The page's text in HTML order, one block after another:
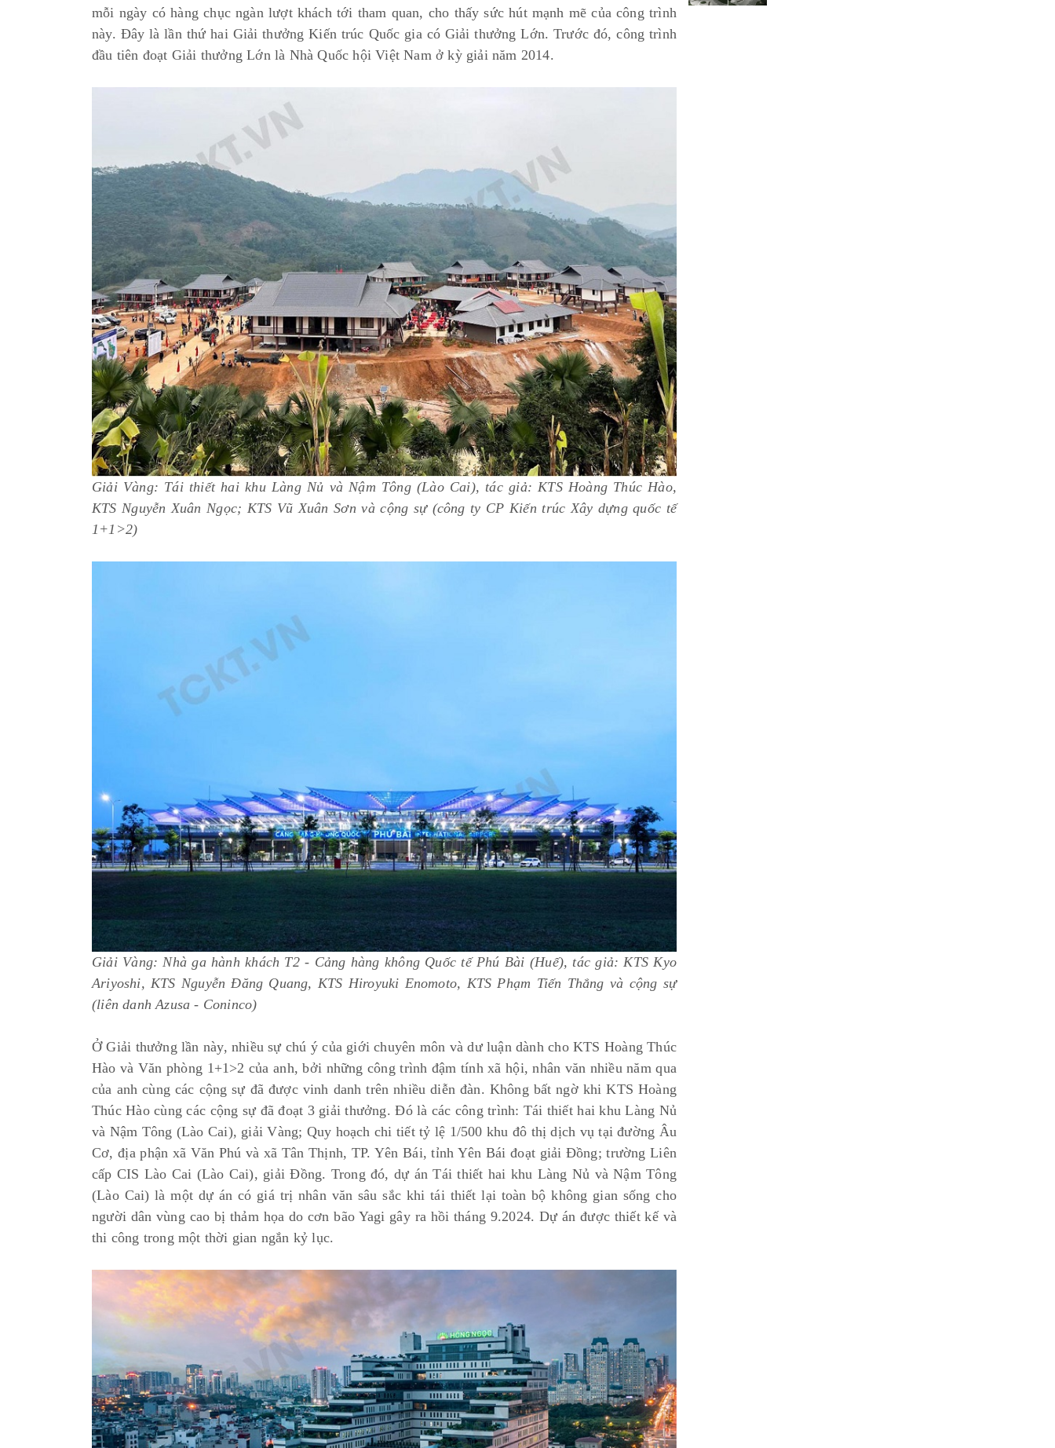
mỗi ngày có hàng chục ngàn lượt khách tới tham quan, cho thấy sức hút mạnh mẽ của công trình
này. Đây là lần thứ hai Giải thưởng Kiến trúc Quốc gia có Giải thưởng Lớn. Trước đó, công trình
đầu tiên đoạt Giải thưởng Lớn là Nhà Quốc hội Việt Nam ở kỳ giải năm 2014.
Giải Vàng: Tái thiết hai khu Làng Nủ và Nậm Tông (Lào Cai), tác giả: KTS Hoàng Thúc Hào,
KTS Nguyễn Xuân Ngọc; KTS Vũ Xuân Sơn và cộng sự (công ty CP Kiến trúc Xây dựng quốc tế
1+1>2)
Giải Vàng: Nhà ga hành khách T2 - Cảng hàng không Quốc tế Phú Bài (Huế), tác giả: KTS Kyo
Ariyoshi, KTS Nguyễn Đăng Quang, KTS Hiroyuki Enomoto, KTS Phạm Tiến Thắng và cộng sự
(liên danh Azusa - Coninco)
Ở Giải thưởng lần này, nhiều sự chú ý của giới chuyên môn và dư luận dành cho KTS Hoàng Thúc
Hào và Văn phòng 1+1>2 của anh, bởi những công trình đậm tính xã hội, nhân văn nhiều năm qua
của anh cùng các cộng sự đã được vinh danh trên nhiều diễn đàn. Không bất ngờ khi KTS Hoàng
Thúc Hào cùng các cộng sự đã đoạt 3 giải thưởng. Đó là các công trình: Tái thiết hai khu Làng Nủ
và Nậm Tông (Lào Cai), giải Vàng; Quy hoạch chi tiết tỷ lệ 1/500 khu đô thị dịch vụ tại đường Âu
Cơ, địa phận xã Văn Phú và xã Tân Thịnh, TP. Yên Bái, tỉnh Yên Bái đoạt giải Đồng; trường Liên
cấp CIS Lào Cai (Lào Cai), giải Đồng. Trong đó, dự án Tái thiết hai khu Làng Nủ và Nậm Tông
(Lào Cai) là một dự án có giá trị nhân văn sâu sắc khi tái thiết lại toàn bộ không gian sống cho
người dân vùng cao bị thảm họa do cơn bão Yagi gây ra hồi tháng 9.2024. Dự án được thiết kế và
thi công trong một thời gian ngắn kỷ lục.